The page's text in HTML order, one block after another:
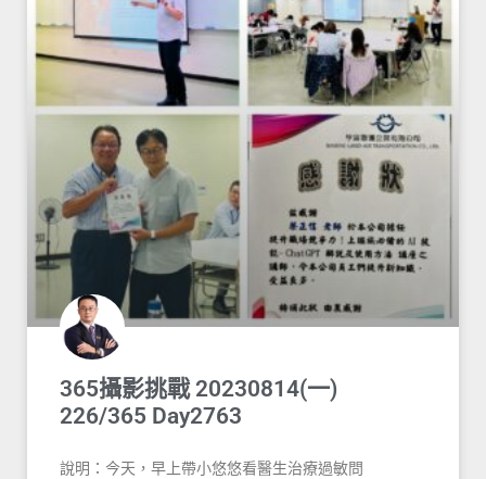
365攝影挑戰 20230814(一)
226/365 Day2763
說明：今天，早上帶小悠悠看醫生治療過敏問